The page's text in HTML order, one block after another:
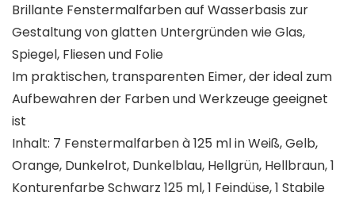
Brillante Fenstermalfarben auf Wasserbasis zur
Gestaltung von glatten Untergründen wie Glas,
Spiegel, Fliesen und Folie
Im praktischen, transparenten Eimer, der ideal zum
Aufbewahren der Farben und Werkzeuge geeignet
ist
Inhalt: 7 Fenstermalfarben à 125 ml in Weiß, Gelb,
Orange, Dunkelrot, Dunkelblau, Hellgrün, Hellbraun, 1
Konturenfarbe Schwarz 125 ml, 1 Feindüse, 1 Stabile